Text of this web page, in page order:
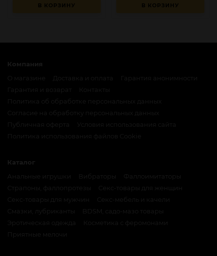
В КОРЗИНУ В КОРЗИНУ
Компания
О магазине
Доставка и оплата
Гарантия анонимности
Политика об обработке персональных данных
Согласие на обработку персональных данных
Публичная оферта
Условия использования сайта
Политика использования файлов Cookie
Каталог
Анальные игрушки
Вибраторы
Фаллоимитаторы
Страпоны, фаллопротезы
Секс-товары для женщин
Секс-товары для мужчин
Секс-мебель и качели
Смазки, лубриканты
BDSM, садо-мазо товары
Эротическая одежда
Косметика с феромонами
Приятные мелочи